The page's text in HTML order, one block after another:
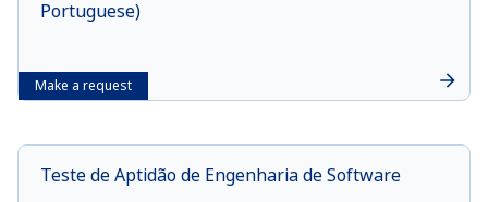
Make a request
Portuguese)
Teste de Aptidão de Engenharia de Software